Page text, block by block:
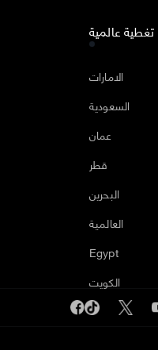
تغطية عالمية
الامارات
السعودية
عمان
قطر
البحرين
العالمية
Egypt
الكويت